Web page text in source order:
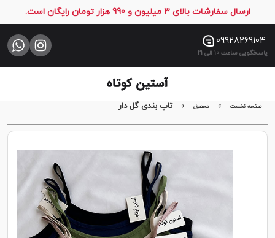
ارسال سفارشات بالای 3 میلیون و 990 هزار تومان رایگان است.
09928269104
پاسخگویی ساعت 10 الی 21
صفحه
نخست
فروشگاه
صفحه نخست » محصول » تاپ بندی گل دار